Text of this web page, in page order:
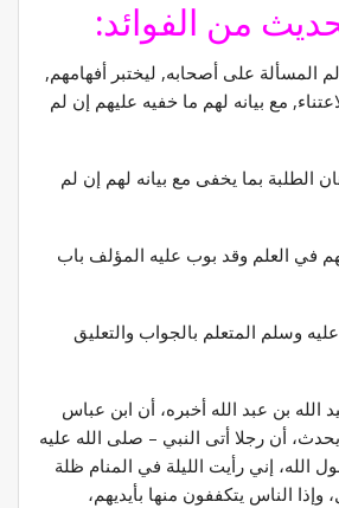
من الفوائد:
المسألة على أصحابه, ليختبر أفهامهم,
مع بيانه لهم ما خفيه عليهم إن لم
الطلبة بما يخفى مع بيانه لهم إن لم
في العلم وقد بوب عليه المؤلف باب
وسلم المتعلم بالجواب والتعليق
بن عبد الله أخبره، أن ابن عباس
أن رجلا أتى النبي – صلى الله عليه
الله، إني رأيت الليلة في المنام ظلة
الناس يتكففون منها بأيديهم،